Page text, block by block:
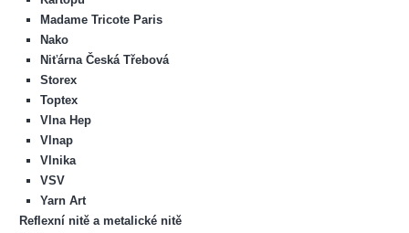
Madame Tricote Paris
Nako
Niťárna Česká Třebová
Storex
Toptex
Vlna Hep
Vlnap
Vlnika
VSV
Yarn Art
Reflexní nitě a metalické nitě